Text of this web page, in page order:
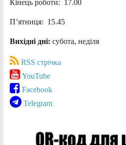
Кінець роботи: 17.00
П’ятниця: 15.45
Вихідні дні: субота, неділя
RSS стрічка
YouTube
Facebook
Telegram